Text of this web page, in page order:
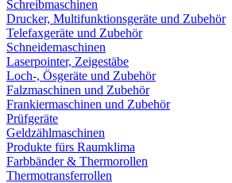
Schreibmaschinen
Drucker, Multifunktionsgeräte und Zubehör
Telefaxgeräte und Zubehör
Schneidemaschinen
Laserpointer, Zeigestäbe
Loch-, Ösgeräte und Zubehör
Falzmaschinen und Zubehör
Frankiermaschinen und Zubehör
Prüfgeräte
Geldzählmaschinen
Produkte fürs Raumklima
Farbbänder & Thermorollen
Thermotransferrollen